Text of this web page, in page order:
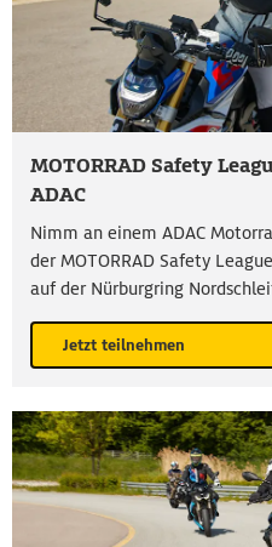
MOTORRAD Safety
ADAC
Nimm an einem ADAC
der MOTORRAD Safety
auf der Nürburgring
Jetzt teilnehmen